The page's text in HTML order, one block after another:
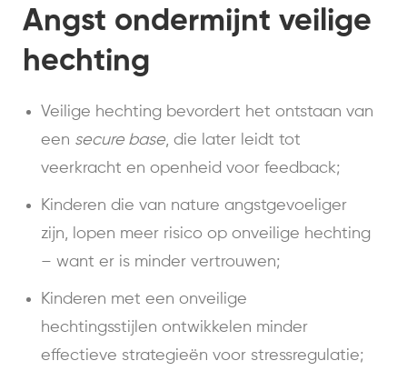
Angst ondermijnt veilige
hechting
Veilige hechting bevordert het ontstaan van
een secure base, die later leidt tot
veerkracht en openheid voor feedback;
Kinderen die van nature angstgevoeliger
zijn, lopen meer risico op onveilige hechting
– want er is minder vertrouwen;
Kinderen met een onveilige
hechtingsstijlen ontwikkelen minder
effectieve strategieën voor stressregulatie;